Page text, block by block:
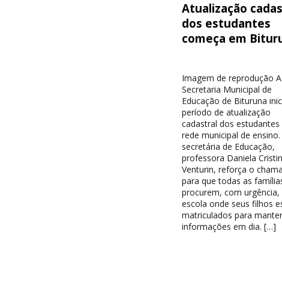
Atualização
dos estudantes
começa em
Imagem de reprodução A
Secretaria Municipal de
Educação de Bituruna
período de atualização
cadastral dos estudantes
rede municipal de ensino.
secretária de Educação,
professora Daniela
Venturin, reforça o
para que todas as
procurem, com urgência,
escola onde seus filhos
matriculados para
informações em dia. […]